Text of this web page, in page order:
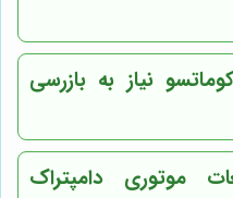
نیاز به بازرسی
موتوری دامپتراک